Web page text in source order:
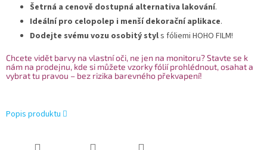
Šetrná a cenově dostupná alternativa lakování.
Ideální pro celopolep i menší dekorační aplikace.
Dodejte svému vozu osobitý styls fóliemi HOHO FILM!
Chcete vidět barvy na vlastní oči, ne jen na monitoru? Stavte se k
nám na prodejnu, kde si můžete vzorky fólií prohlédnout, osahat a
vybrat tu pravou – bez rizika barevného překvapení!
Popis produktu